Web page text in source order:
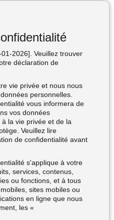
2026]. Veuillez trouver
déclaration de
vie privée et nous nous
personnelles.
vous informera de
vos données
la vie privée et de la
Veuillez lire
de confidentialité avant
s'applique à votre
services, contenus,
ou fonctions, et à tous
sites mobiles ou
en ligne que nous
les «